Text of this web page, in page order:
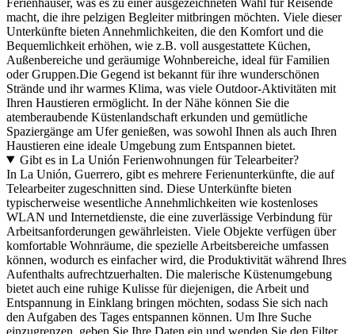
macht, die ihre pelzigen Begleiter mitbringen möchten. Viele dieser
Unterkünfte bieten Annehmlichkeiten, die den Komfort und die
Bequemlichkeit erhöhen, wie z.B. voll ausgestattete Küchen,
Außenbereiche und geräumige Wohnbereiche, ideal für Familien
oder Gruppen.Die Gegend ist bekannt für ihre wunderschönen
Strände und ihr warmes Klima, was viele Outdoor-Aktivitäten mit
Ihren Haustieren ermöglicht. In der Nähe können Sie die
atemberaubende Küstenlandschaft erkunden und gemütliche
Spaziergänge am Ufer genießen, was sowohl Ihnen als auch Ihren
Haustieren eine ideale Umgebung zum Entspannen bietet.
Gibt es in La Unión Ferienwohnungen für Telearbeiter?
In La Unión, Guerrero, gibt es mehrere Ferienunterkünfte, die auf
Telearbeiter zugeschnitten sind. Diese Unterkünfte bieten
typischerweise wesentliche Annehmlichkeiten wie kostenloses
WLAN und Internetdienste, die eine zuverlässige Verbindung für
Arbeitsanforderungen gewährleisten. Viele Objekte verfügen über
komfortable Wohnräume, die spezielle Arbeitsbereiche umfassen
können, wodurch es einfacher wird, die Produktivität während Ihres
Aufenthalts aufrechtzuerhalten. Die malerische Küstenumgebung
bietet auch eine ruhige Kulisse für diejenigen, die Arbeit und
Entspannung in Einklang bringen möchten, sodass Sie sich nach
den Aufgaben des Tages entspannen können. Um Ihre Suche
einzugrenzen, geben Sie Ihre Daten ein und wenden Sie den Filter